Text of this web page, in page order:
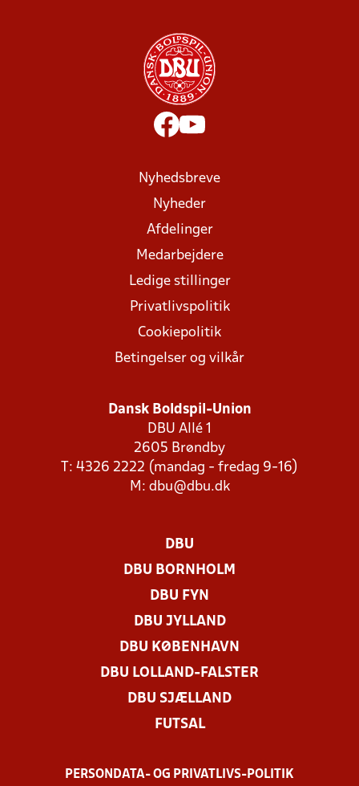
Nyhedsbreve
Nyheder
Afdelinger
Medarbejdere
Ledige stillinger
Privatlivspolitik
Cookiepolitik
Betingelser og vilkår
Dansk Boldspil-Union
DBU Allé 1
2605 Brøndby
T: 4326 2222 (mandag - fredag 9-16)
M: dbu@dbu.dk
DBU
DBU BORNHOLM
DBU FYN
DBU JYLLAND
DBU KØBENHAVN
DBU LOLLAND-FALSTER
DBU SJÆLLAND
FUTSAL
PERSONDATA- OG PRIVATLIVS-POLITIK